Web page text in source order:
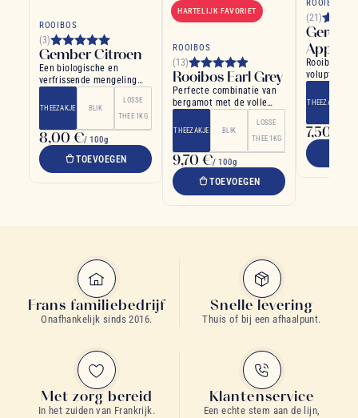
ROOIBOS
(3)
Gember Citroen
Een biologische en
verfrissende mengeling
THEEZAKJE BLIK
LOSSE
THEE 1KG
8,00 €/ 100g
TOEVOEGEN
HARTELIJK FAVORIET
ROOIBOS
(13)
Rooibos Earl Grey
Perfecte combinatie van
bergamot met de volle
THEEZAKJE BLIK
LOSSE
THEE 1KG
9,70 €/ 100g
TOEVOEGEN
ROOIBOS
(21)
Appel
Rooibos
voluptueus,
THEEZAKJE
7,50 €
Frans familiebedrijf
Onafhankelijk sinds 2016.
Snelle levering
Thuis of bij een afhaalpunt.
Met zorg bereid
In het zuiden van Frankrijk.
Klantenservice
Een echte stem aan de lijn,